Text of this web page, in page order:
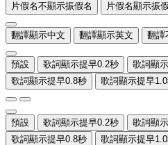
片假名不顯示振假名
片假名顯示振
翻譯顯示中文 翻譯顯示英文 翻譯
預設 歌詞顯示提早0.2秒 歌詞顯
歌詞顯示提早0.8秒
歌詞顯示提早
預設 歌詞顯示提早0.2秒 歌詞顯
歌詞顯示提早0.8秒
歌詞顯示提早